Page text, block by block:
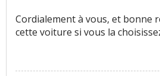
Cordialement à vous, et bonne
cette voiture si vous la